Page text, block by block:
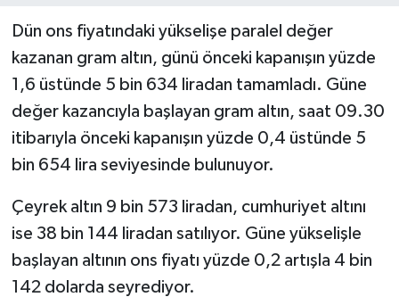
Dün ons fiyatındaki yükselişe paralel değer
kazanan gram altın, günü önceki kapanışın yüzde
1,6 üstünde 5 bin 634 liradan tamamladı. Güne
değer kazancıyla başlayan gram altın, saat 09.30
itibarıyla önceki kapanışın yüzde 0,4 üstünde 5
bin 654 lira seviyesinde bulunuyor.
Çeyrek altın 9 bin 573 liradan, cumhuriyet altını
ise 38 bin 144 liradan satılıyor. Güne yükselişle
başlayan altının ons fiyatı yüzde 0,2 artışla 4 bin
142 dolarda seyrediyor.